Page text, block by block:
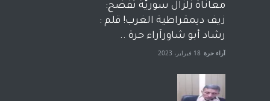
معاناة زلزال سوريّة تفضح:
زيف ديمقراطية الغرب! قلم :
رشاد أبو شاورآراء حرة ..
آراء حرة 18 فبراير، 2023